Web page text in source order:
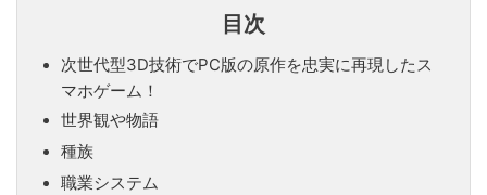
目次
次世代型3D技術でPC版の原作を忠実に再現したス
マホゲーム！
世界観や物語
種族
職業システム